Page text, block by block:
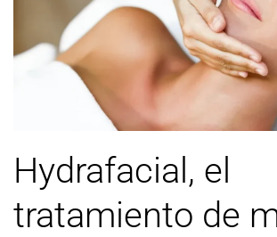
Hydrafacial, el
tratamiento de